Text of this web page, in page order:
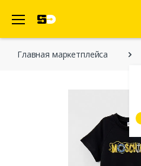
Главная марĸетплейса